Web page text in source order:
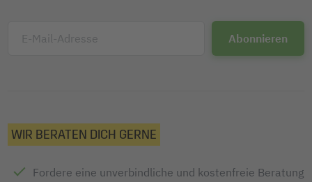
E-Mail-Adresse
WIR BERATEN DICH GERNE
Fordere eine unverbindliche und kostenfreie Beratung